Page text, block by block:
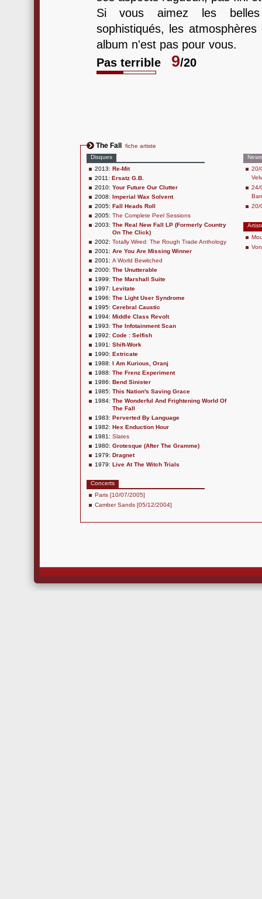
Si vous aimez les
sophistiqués, les
album n'est pas pour vous.
Pas terrible
9/20
The Fall
fiche artiste
Disques
2013: Re-Mit
2011: Ersatz G.B.
2010: Your Future Our Clutter
2008: Imperial Wax Solvent
2005: Fall Heads Roll
2005: The Complete Peel Sessions
2003: The Real New Fall LP (Formerly Country
On The Click)
2002: Totally Wired: The Rough Trade Anthology
2001: Are You Are Missing Winner
2001: A World Bewitched
2000: The Unutterable
1999: The Marshall Suite
1997: Levitate
1996: The Light User Syndrome
1995: Cerebral Caustic
1994: Middle Class Revolt
1993: The Infotainment Scan
1992: Code : Selfish
1991: Shift-Work
1990: Extricate
1988: I Am Kurious, Oranj
1988: The Frenz Experiment
1986: Bend Sinister
1985: This Nation's Saving Grace
1984: The Wonderful And Frightening World Of
The Fall
1983: Perverted By Language
1982: Hex Enduction Hour
1981: Slates
1980: Grotesque (After The Gramme)
1979: Dragnet
1979: Live At The Witch Trials
Concerts
Paris [10/07/2005]
Camber Sands [05/12/2004]
News
20/
24/
20/